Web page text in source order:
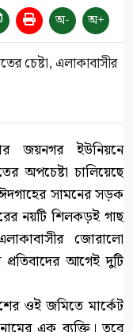
অ- অ+
জয়নগর ইউনিয়নে
অপচেষ্টা চালিয়েছে
সামনের সড়ক
নয়টি শিলকড়ই গাছ
জোরালো
আগেই দুটি
ওই জমিতে মার্কেট